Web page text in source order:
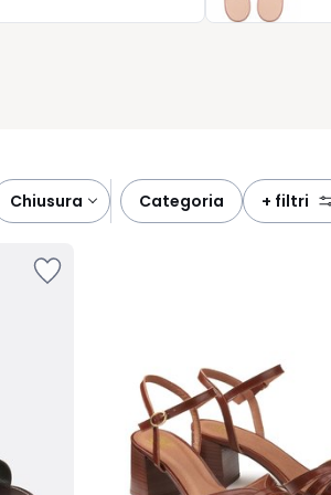
le tonalità più vivaci portano freschezza
chiusura categoria + filtri